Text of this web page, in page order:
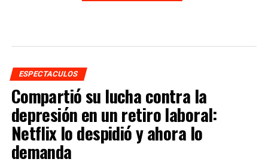
ESPECTACULOS
Compartió su lucha contra la
depresión en un retiro laboral:
Netflix lo despidió y ahora lo
demanda